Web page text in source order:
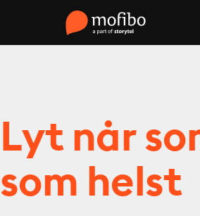
Lyt når
som helst